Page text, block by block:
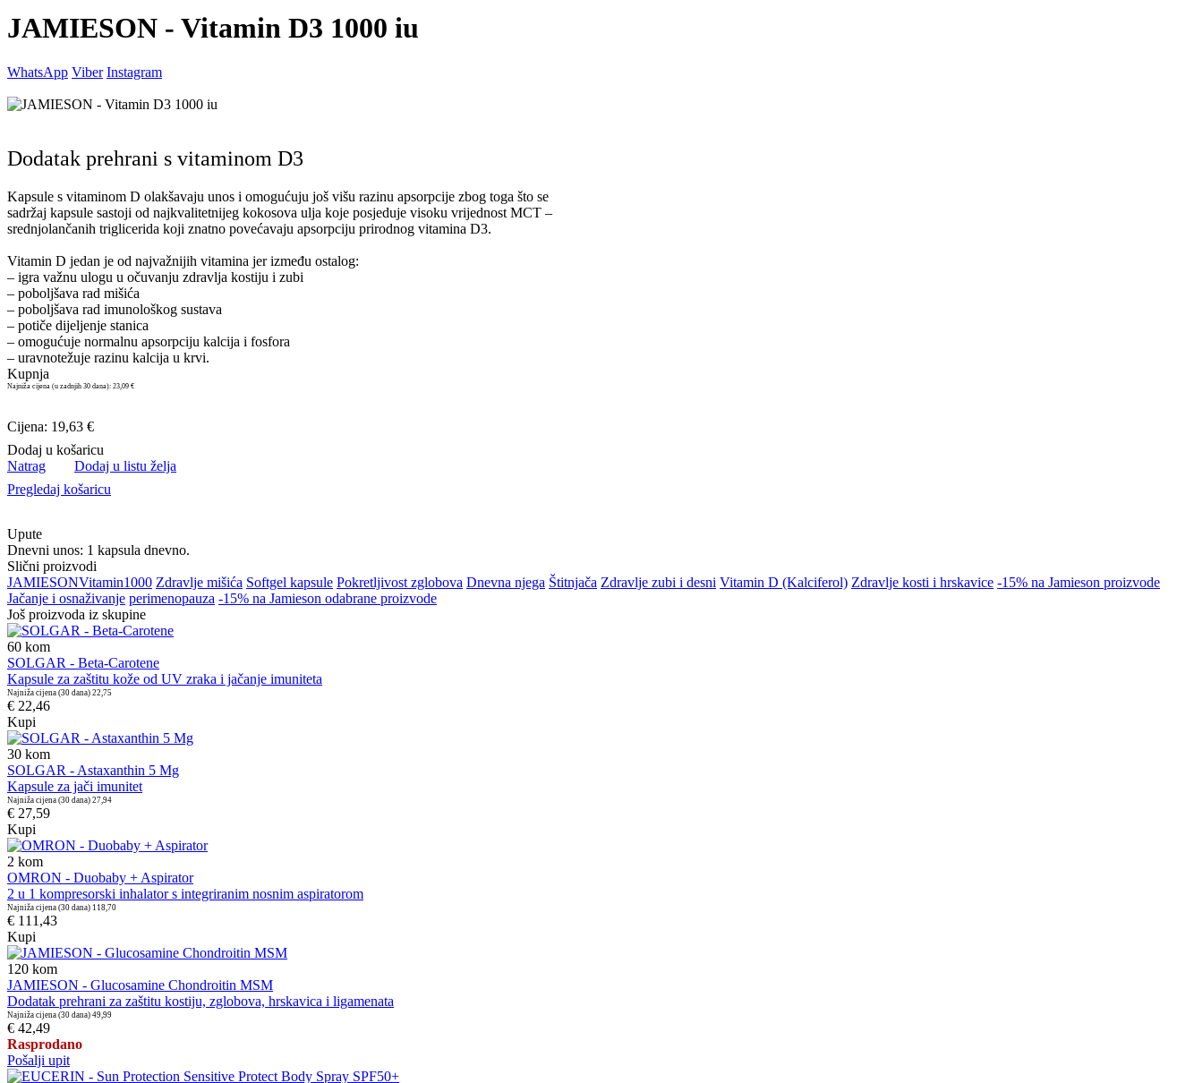
JAMIESON - Vitamin D3 1000 iu
WhatsApp Viber Instagram
Dodatak prehrani s vitaminom D3
Kapsule s vitaminom D olakšavaju unos i omogućuju još višu razinu apsorpcije zbog toga što se
sadržaj kapsule sastoji od najkvalitetnijeg kokosova ulja koje posjeduje visoku vrijednost MCT –
srednjolančanih triglicerida koji znatno povećavaju apsorpciju prirodnog vitamina D3.
Vitamin D jedan je od najvažnijih vitamina jer između ostalog:
– igra važnu ulogu u očuvanju zdravlja kostiju i zubi
– poboljšava rad mišića
– poboljšava rad imunološkog sustava
– potiče dijeljenje stanica
– omogućuje normalnu apsorpciju kalcija i fosfora
– uravnotežuje razinu kalcija u krvi.
Kupnja
Najniža cijena (u zadnjih 30 dana): 23,09 €
Cijena: 19,63 €
Dodaj u košaricu
Natrag
Dodaj u listu želja
Pregledaj košaricu
Upute
Dnevni unos: 1 kapsula dnevno.
Slični proizvodi
JAMIESONVitamin1000 Zdravlje mišića Softgel kapsule Pokretljivost zglobova Dnevna njega Štitnjača Zdravlje zubi i desni Vitamin D (Kalciferol) Zdravlje kosti i hrskavice -15% na Jamieson proizvode
Jačanje i osnaživanje perimenopauza -15% na Jamieson odabrane proizvode
Još proizvoda iz skupine
60 kom
SOLGAR - Beta-Carotene
Kapsule za zaštitu kože od UV zraka i jačanje imuniteta
Najniža cijena (30 dana) 22,75
€ 22,46
Kupi
30 kom
SOLGAR - Astaxanthin 5 Mg
Kapsule za jači imunitet
Najniža cijena (30 dana) 27,94
€ 27,59
Kupi
2 kom
OMRON - Duobaby + Aspirator
2 u 1 kompresorski inhalator s integriranim nosnim aspiratorom
Najniža cijena (30 dana) 118,70
€ 111,43
Kupi
120 kom
JAMIESON - Glucosamine Chondroitin MSM
Dodatak prehrani za zaštitu kostiju, zglobova, hrskavica i ligamenata
Najniža cijena (30 dana) 49,99
€ 42,49
Rasprodano
Pošalji upit